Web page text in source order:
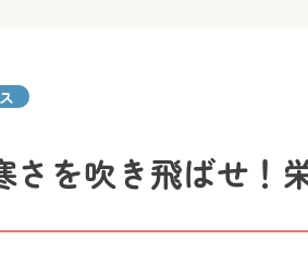
を吹き飛ばせ！